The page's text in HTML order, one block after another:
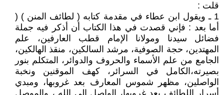
قلت :
1 ـ ويقول ابن عطاء في مقدمة كتابه ( لطائف المنن ) (
أما بعد : فإني قصدت في هذا الكتاب أن أذكر فيه جملة
فضائل سيدنا ومولانا الإمام قطب العارفين، علم
المهتدين، حجة الصوفية، مرشد السالكين، منقذ الهالكين،
الجامع من علم الأسماء والحروف والدوائر، المتكلم بنور
بصيرته،الكامل في السرائر، كهف الموقنين ونخبة
الواصلين، مظهر شموس المعارف بعد غروبها، ومبدي